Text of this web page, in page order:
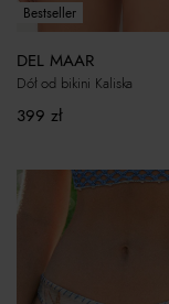
Bestseller
DEL MAAR
Dół od bikini Kaliska
399 zł